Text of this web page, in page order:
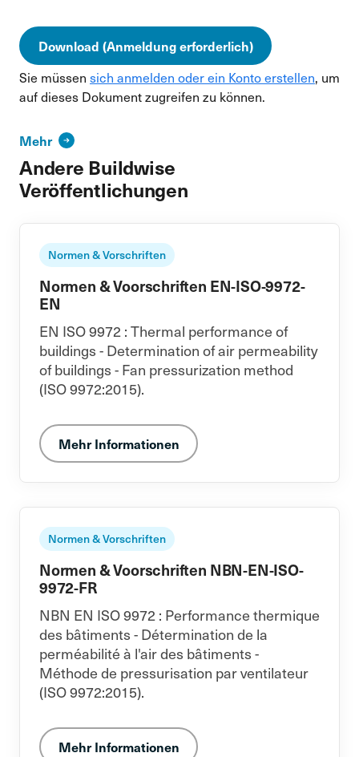
Download (Anmeldung erforderlich)
Sie müssen sich anmelden oder ein Konto erstellen, um
auf dieses Dokument zugreifen zu können.
Mehr
Andere Buildwise
Veröffentlichungen
Normen & Vorschriften
Normen & Voorschriften EN-ISO-9972-
EN
EN ISO 9972 : Thermal performance of
buildings - Determination of air permeability
of buildings - Fan pressurization method
(ISO 9972:2015).
Mehr Informationen
Normen & Vorschriften
Normen & Voorschriften NBN-EN-ISO-
9972-FR
NBN EN ISO 9972 : Performance thermique
des bâtiments - Détermination de la
perméabilité à l'air des bâtiments -
Méthode de pressurisation par ventilateur
(ISO 9972:2015).
Mehr Informationen